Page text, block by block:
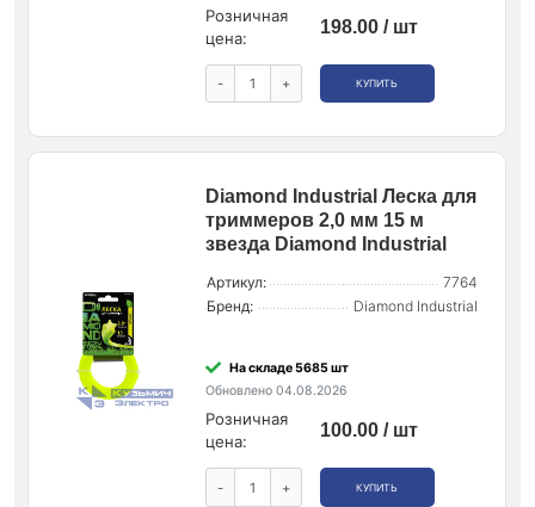
Розничная
цена:
198.00 / шт
- + КУПИТЬ
Diamond Industrial Леска для
триммеров 2,0 мм 15 м
звезда Diamond Industrial
Артикул:
7764
Бренд:
Diamond Industrial
На складе 5685 шт
Обновлено 04.08.2026
Розничная
цена:
100.00 / шт
- + КУПИТЬ